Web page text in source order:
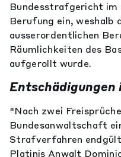
Bundesstrafgericht im
Berufung ein, weshalb
ausserordentlichen
Räumlichkeiten des
aufgerollt wurde.
Entschädigungen
"Nach zwei
Bundesanwaltschaft
Strafverfahren
Platinis Anwalt